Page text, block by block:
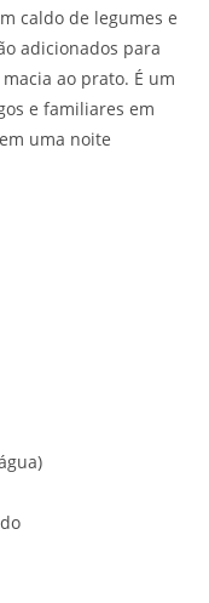
caldo de legumes e
adicionados para
ao prato. É um
e familiares em
uma noite